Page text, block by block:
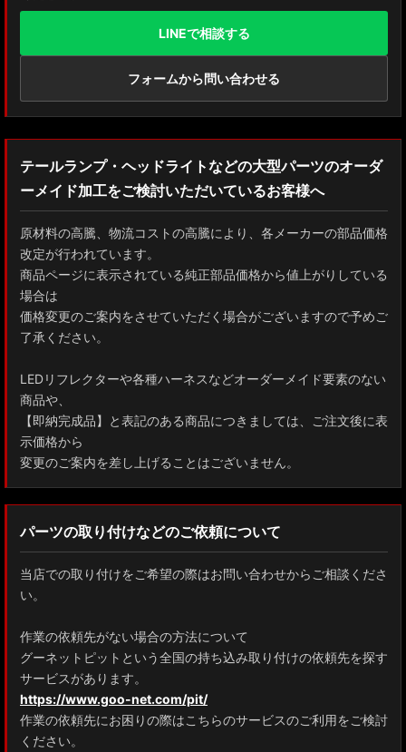
GDJ150W/151 WTRJ150 ランドクルーザー プラド
ZVG11/ZSG10 カローラクロス
GXPA16 MXPA12 GRヤリス
MXPH10/MXPA10/MXBA10/KSP210 ヤリス
MXPJ10/15 MXPB10/15 ヤリスクロス
ZYX10 NGX50 C-HR
AAHH40W/AAHH45W/TAHA40W ヴェルファイア
AAHH40W/AAHH45W/AGH40W アルファード
AYH30/GGH30/35/AGH30/35 ヴェルファイア
AYH30/GGH30/35/AGH30/35 アルファード
ACR50 エスティマ
ZWR90W/ZWR95W/MZRA90W/MZRA95W ノア/ヴォクシー
ZRR80 ノア/ヴォクシー
NHP17/NSP17NCP17 シエンタ
M900A/M910A ルーミー
A200A/A210A ライズ
LINEで相談する
フォームから問い合わせる
テールランプ・ヘッドライトなどの大型パーツのオーダ
ーメイド加工をご検討いただいているお客様へ
原材料の高騰、物流コストの高騰により、各メーカーの部品価格
改定が行われています。
商品ページに表示されている純正部品価格から値上がりしている
場合は
価格変更のご案内をさせていただく場合がございますので予めご
了承ください。
LEDリフレクターや各種ハーネスなどオーダーメイド要素のない
商品や、
【即納完成品】と表記のある商品につきましては、ご注文後に表
示価格から
変更のご案内を差し上げることはございません。
パーツの取り付けなどのご依頼について
当店での取り付けをご希望の際はお問い合わせからご相談くださ
い。
作業の依頼先がない場合の方法について
グーネットピットという全国の持ち込み取り付けの依頼先を探す
サービスがあります。
https://www.goo-net.com/pit/
作業の依頼先にお困りの際はこちらのサービスのご利用をご検討
ください。